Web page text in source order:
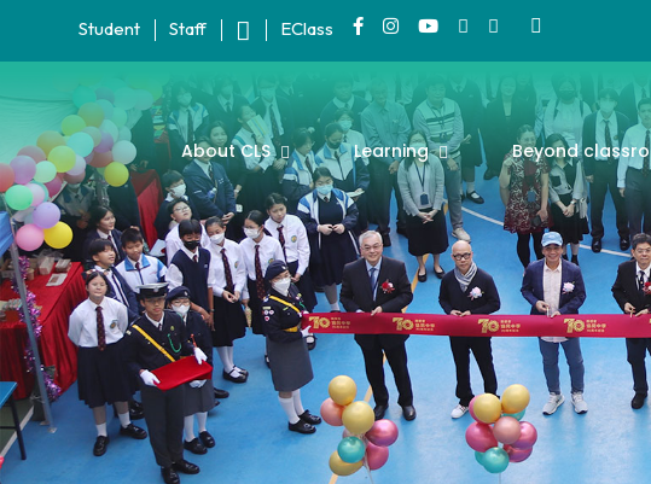
Student Staff EClass
About CLS Learning Beyond